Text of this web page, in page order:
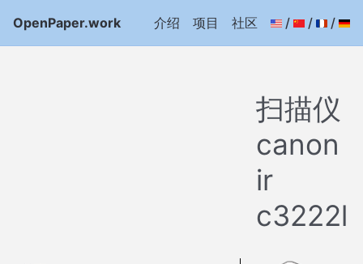
OpenPaper.work 介绍 项目 社区 / / /
扫描仪
canon
ir
c3222l